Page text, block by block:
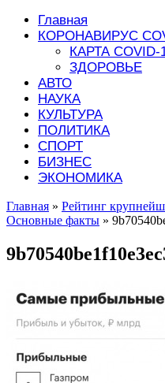
Главная
КОРОНАВИРУС
КАРТА COVID-
ЗДОРОВЬЕ
АВТО
НАУКА
КУЛЬТУРА
ПОЛИТИКА
СПОРТ
БИЗНЕС
ЭКОНОМИКА
Главная » Рейтинг
Основные факты »